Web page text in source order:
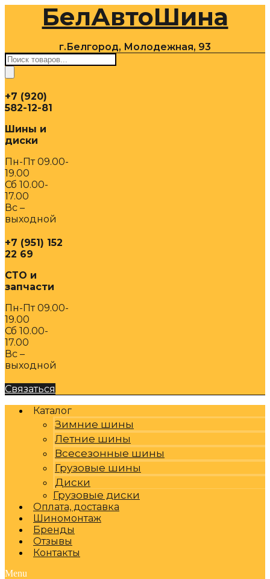
содержимомуБелАвтоШина
г.Белгород, Молодежная, 93
Поиск
товаров
+7 (920)
582-12-81
Шины и
диски
Пн-Пт 09.00-
19.00
Сб 10.00-
17.00
Вс –
выходной
+7 (951) 152
22 69
СТО и
запчасти
Пн-Пт 09.00-
19.00
Сб 10.00-
17.00
Вс –
выходной
Связаться
Каталог
Зимние шины
Летние шины
Всесезонные шины
Грузовые шины
Диски
Грузовые диски
Оплата, доставка
Шиномонтаж
Бренды
Отзывы
Контакты
Menu